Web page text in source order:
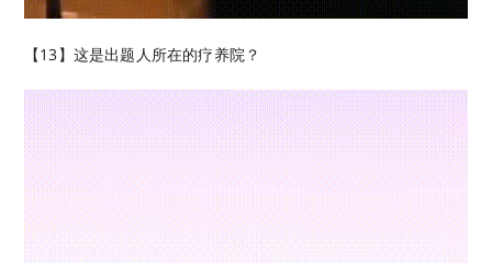
【13】这是出题人所在的疗养院？